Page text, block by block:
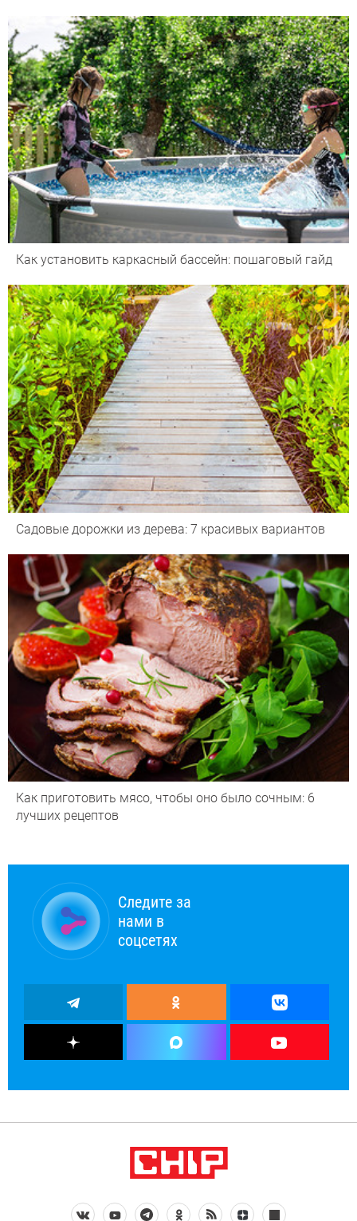
Как установить каркасный бассейн: пошаговый гайд
Садовые дорожки из дерева: 7 красивых вариантов
Как приготовить мясо, чтобы оно было сочным: 6
лучших рецептов
Следите за
нами в
соцсетях